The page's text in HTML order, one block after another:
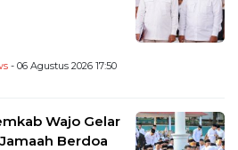
- 06 Agustus 2026 17:50
Wajo Gelar
Berdoa